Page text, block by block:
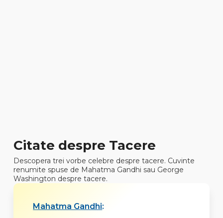
Citate despre Tacere
Descopera trei vorbe celebre despre tacere. Cuvinte
renumite spuse de Mahatma Gandhi sau George
Washington despre tacere.
Mahatma Gandhi: